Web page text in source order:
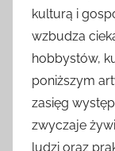
kulturą i
wzbudza
hobbystów,
poniższym
zasięg
zwyczaje
ludzi oraz